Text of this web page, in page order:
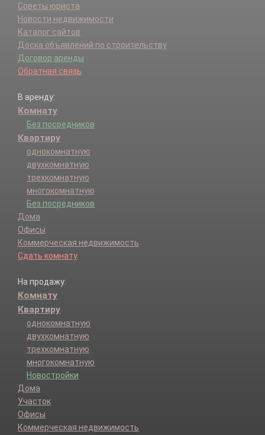
Советы юриста
Новости недвижимости
Каталог сайтов
Доска объявлений по строительству
Договор аренды
Обратная связь
В аренду:
Комнату
Без посредников
Квартиру
однокомнатную
двухкомнатную
трехкомнатную
многокомнатную
Без посредников
Дома
Офисы
Коммерческая недвижимость
Сдать комнату
На продажу:
Комнату
Квартиру
однокомнатную
двухкомнатную
трехкомнатную
многокомнатную
Новостройки
Дома
Участок
Офисы
Коммерческая недвижимость